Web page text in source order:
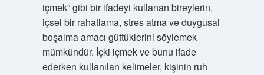
içmek” gibi bir ifadeyi kullanan bireylerin,
içsel bir rahatlama, stres atma ve duygusal
boşalma amacı güttüklerini söylemek
mümkündür. İçki içmek ve bunu ifade
ederken kullanılan kelimeler, kişinin ruh